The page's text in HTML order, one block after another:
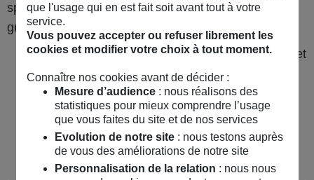
sportif se doit de connaître. Il est structuré en quatre
grandes parties :
Livre 1 : "Organisation des activités physiques et
sportives",
Livre 2 : "Acteurs du sport",
Livre 3 : "Pratique sportive",
Livre 4 : "Dispositions diverses".
que l'usage qui en est fait soit avant tout à votre
service.
Vous pouvez accepter ou refuser librement les
cookies et modifier votre choix à tout moment.
Connaître nos cookies avant de décider :
Mesure d’audience: nous réalisons des
statistiques pour mieux comprendre l’usage
que vous faites du site et de nos services
Evolution de notre site: nous testons auprès
de vous des améliorations de notre site
Personnalisation de la relation : nous nous